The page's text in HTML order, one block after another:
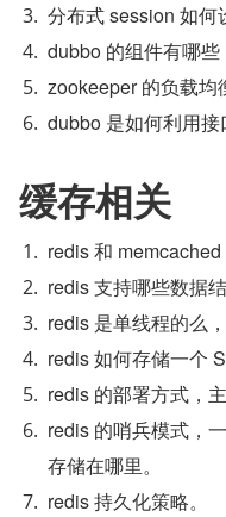
分布式 session 如何
dubbo 的组件有哪些
zookeeper 的负载均
dubbo 是如何利用接
缓存相关
redis 和 memcached
redis 支持哪些数据结
redis 是单线程的么
redis 如何存储一个
redis 的部署方式，主
redis 的哨兵模式，
存储在哪里。
redis 持久化策略。